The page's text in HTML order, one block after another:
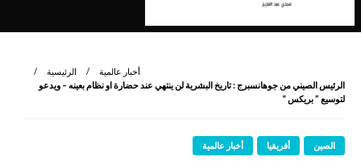
نروي لتعرف
الرئيسية
أخبار عالمية
الرئيس الصيني من جوهانسبرج : تاريخ البشرية لن ينتهي عند حضارة او نظام بعينه – ويدعو
لتوسيع ” بريكس “
أخبار عالمية أفريقيا الصين